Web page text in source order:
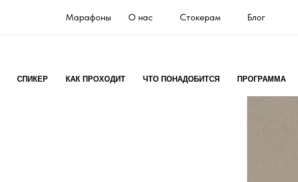
Марафоны О нас Стокерам Блог
СПИКЕР КАК ПРОХОДИТ ЧТО ПОНАДОБИТСЯ ПРОГРАММА